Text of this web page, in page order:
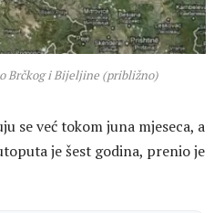
Brčkog i Bijeljine (približno)
se već tokom juna mjeseca, a
je šest godina, prenio je